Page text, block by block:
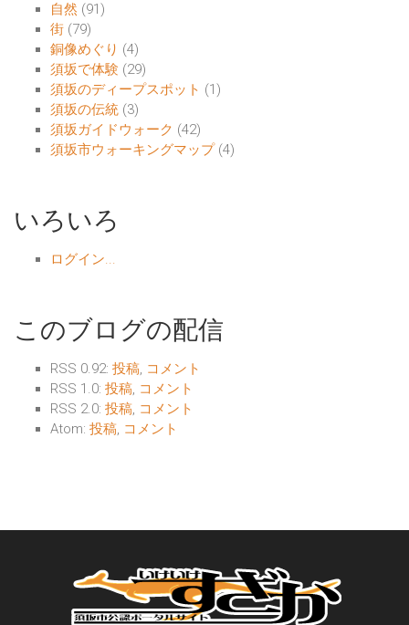
自然 (91)
街 (79)
銅像めぐり (4)
須坂で体験 (29)
須坂のディープスポット (1)
須坂の伝統 (3)
須坂ガイドウォーク (42)
須坂市ウォーキングマップ (4)
いろいろ
ログイン...
このブログの配信
RSS 0.92: 投稿, コメント
RSS 1.0: 投稿, コメント
RSS 2.0: 投稿, コメント
Atom: 投稿, コメント